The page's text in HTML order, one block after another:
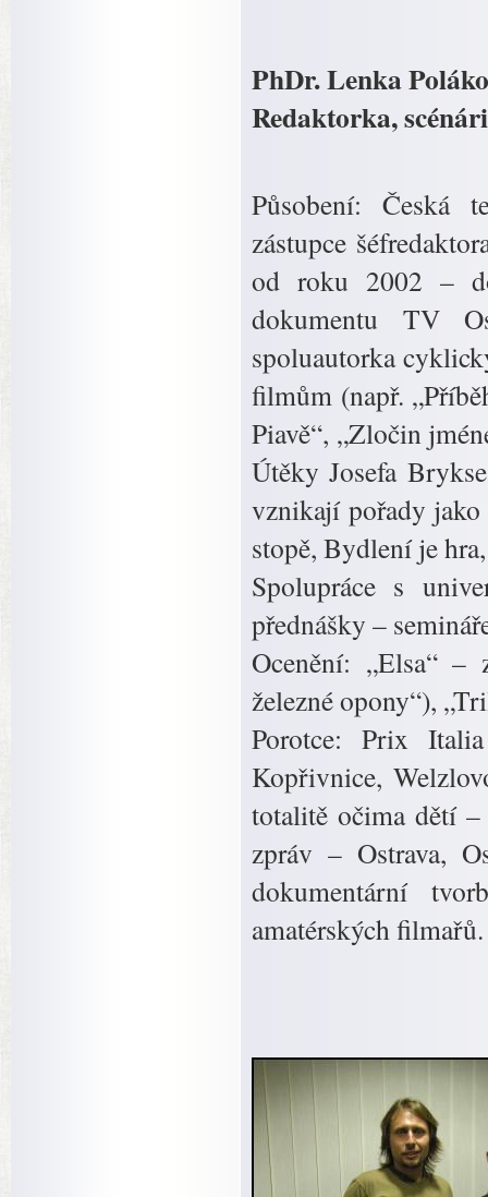
PhDr. Lenka
Redaktorka,
Působení: Česká
zástupce
od roku 2002 –
dokumentu TV
spoluautorka
filmům (např.
Piavě“, „Zločin
Útěky Josefa
vznikají pořady jako
stopě, Bydlení je
Spolupráce s
přednášky –
Ocenění: „Elsa“
železné opony“),
Porotce: Prix
Kopřivnice,
totalitě očima dětí
zpráv – Ostrava,
dokumentární
amatérských filmařů.